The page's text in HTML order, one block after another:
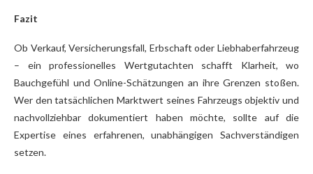
Fazit
Ob Verkauf, Versicherungsfall, Erbschaft oder Liebhaberfahrzeug
– ein professionelles Wertgutachten schafft Klarheit, wo
Bauchgefühl und Online-Schätzungen an ihre Grenzen stoßen.
Wer den tatsächlichen Marktwert seines Fahrzeugs objektiv und
nachvollziehbar dokumentiert haben möchte, sollte auf die
Expertise eines erfahrenen, unabhängigen Sachverständigen
setzen.